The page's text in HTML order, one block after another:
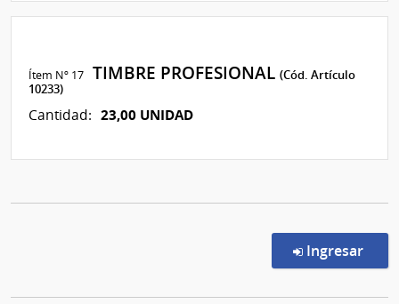
Ítem Nº 17 TIMBRE PROFESIONAL(Cód. Artículo
10233)
Cantidad: 23,00 UNIDAD
Ingresar